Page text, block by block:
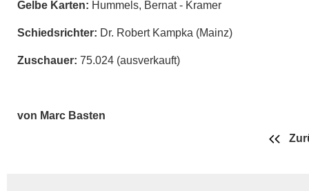
Gelbe Karten: Hummels, Bernat - Kramer
Schiedsrichter: Dr. Robert Kampka (Mainz)
Zuschauer: 75.024 (ausverkauft)
von Marc Basten